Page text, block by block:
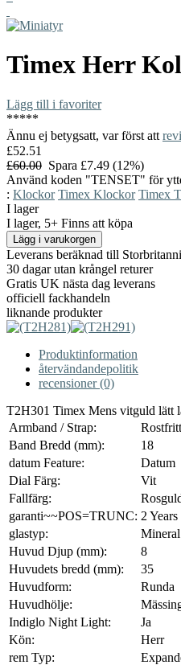
Timex Herr
Lägg till i favoriter
*****
Ännu ej betygsatt, var först att
£52.51
£60.00 Spara £7.49 (12%)
Använd koden "TENSET" för
: Klockor Timex Klockor Timex
I lager
I lager, 5+ Finns att köpa
Leverans beräknad till
30 dagar utan krångel returer
Gratis UK nästa dag leverans
officiell fackhandeln
liknande produkter
Produktinformation
återvändandepolitik
recensioner (0)
T2H301 Timex Mens vitguld lätt
Armband / Strap:
Band Bredd (mm):
18
datum Feature:
Datum
Dial Färg:
Vit
Fallfärg:
garanti~~POS=TRUNC: 2
glastyp:
Huvud Djup (mm):
8
Huvudets bredd (mm):
35
Huvudform:
Runda
Huvudhölje:
Indiglo Night Light:
Ja
Kön:
Herr
rem Typ: